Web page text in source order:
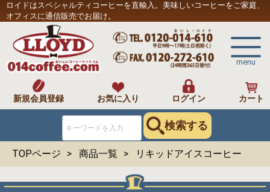
ロイドはスペシャルティコーヒーを直輸入。美味しいコーヒーをご家庭、
オフィスに通信販売でお届け。
menu
新規会員登録 お気に入り ログイン カート
検索する
TOPページ 商品一覧 リキッドアイスコーヒー